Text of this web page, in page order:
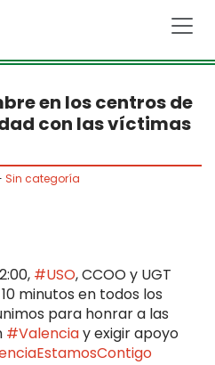
en los centros de
con las víctimas
Sin categoría
#USO, CCOO y UGT
minutos en todos los
para honrar a las
#Valenciay exigir apoyo